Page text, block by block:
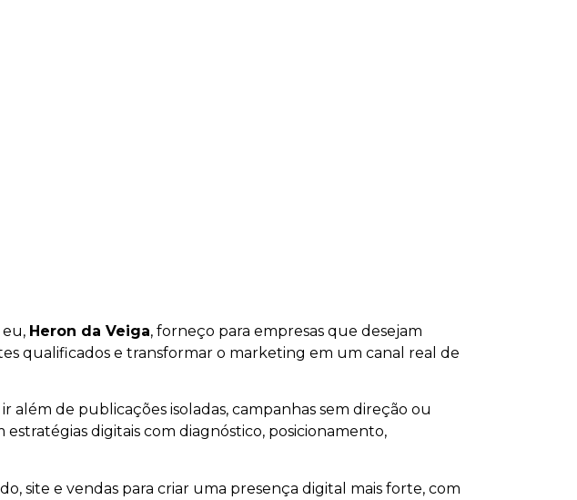
Heron da Veiga, forneço para empresas que desejam
qualificados e transformar o marketing em um canal real de
além de publicações isoladas, campanhas sem direção ou
digitais com diagnóstico, posicionamento,
site e vendas para criar uma presença digital mais forte, com